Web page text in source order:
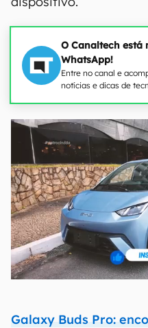
O Canaltech está
WhatsApp!
Entre no canal e
notícias e dicas de
Galaxy Buds Pro: